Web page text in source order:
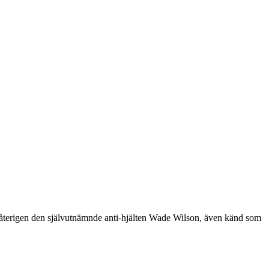
den självutnämnde anti-hjälten Wade Wilson, även känd som